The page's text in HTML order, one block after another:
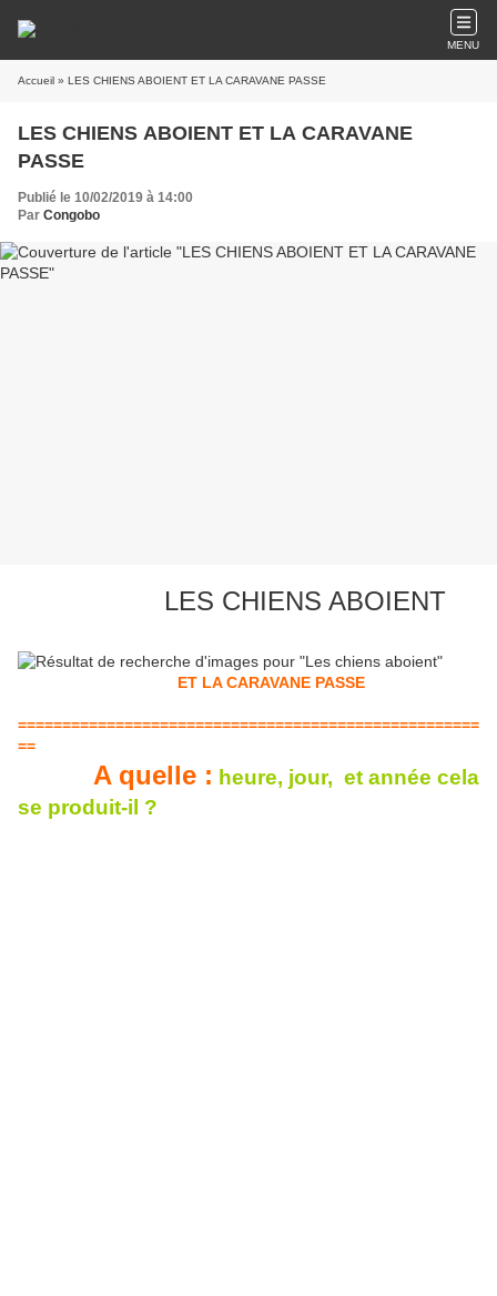
MENU
Accueil » LES CHIENS ABOIENT ET LA CARAVANE PASSE
LES CHIENS ABOIENT ET LA CARAVANE
PASSE
Publié le 10/02/2019 à 14:00
Par Congobo
LES CHIENS ABOIENT
ET LA CARAVANE PASSE
====================================================
==
A quelle : heure, jour, et année cela
se produit-il ?